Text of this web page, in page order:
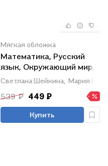
Мягкая обложка
Математика, Русский
язык, Окружающий мир,
Литературное чтение. 1-
2 классы. Подготовка к
олимпиадам разного
уровня. Книга+CD
(Комплект). ФГОС
Светлана Шейкина, Мария
539 ₽ 449 ₽
Купить